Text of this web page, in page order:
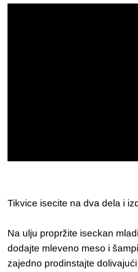
Tikvice isecite na dva dela i
Na ulju propržite iseckan
dodajte mleveno meso i
zajedno prodinstajte